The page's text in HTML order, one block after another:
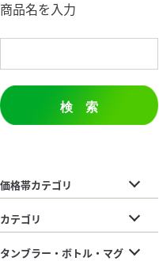
商品名を入力
検 索
価格帯カテゴリ
カテゴリ
タンブラー・ボトル・マグ